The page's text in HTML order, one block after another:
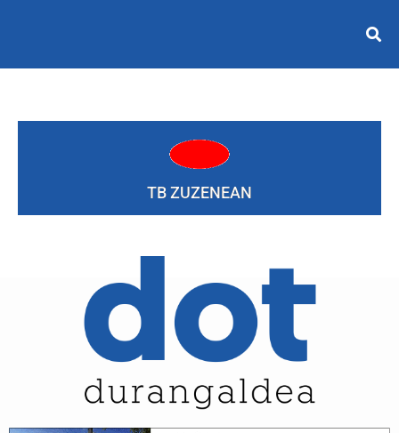
TB ZUZENEAN